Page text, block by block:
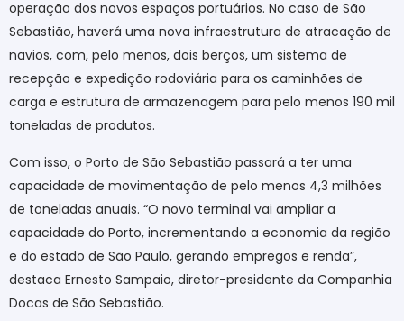
operação dos novos espaços portuários. No caso de São
Sebastião, haverá uma nova infraestrutura de atracação de
navios, com, pelo menos, dois berços, um sistema de
recepção e expedição rodoviária para os caminhões de
carga e estrutura de armazenagem para pelo menos 190 mil
toneladas de produtos.
Com isso, o Porto de São Sebastião passará a ter uma
capacidade de movimentação de pelo menos 4,3 milhões
de toneladas anuais. “O novo terminal vai ampliar a
capacidade do Porto, incrementando a economia da região
e do estado de São Paulo, gerando empregos e renda”,
destaca Ernesto Sampaio, diretor-presidente da Companhia
Docas de São Sebastião.